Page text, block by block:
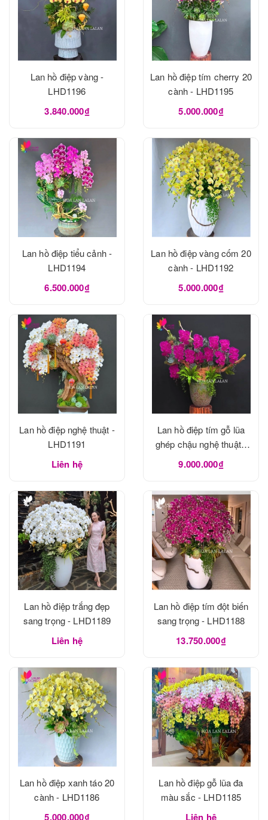
Lan hồ điệp vàng -
LHD1196
3.840.000₫
Lan hồ điệp tím cherry 20
cành - LHD1195
5.000.000₫
Lan hồ điệp tiểu cảnh -
LHD1194
6.500.000₫
Lan hồ điệp vàng cốm 20
cành - LHD1192
5.000.000₫
Lan hồ điệp nghệ thuật -
LHD1191
Liên hệ
Lan hồ điệp tím gỗ lũa
ghép chậu nghệ thuật -
LHD1190
9.000.000₫
Lan hồ điệp trắng đẹp
sang trọng - LHD1189
Liên hệ
Lan hồ điệp tím đột biến
sang trọng - LHD1188
13.750.000₫
Lan hồ điệp xanh táo 20
cành - LHD1186
5.000.000₫
Lan hồ điệp gỗ lũa đa
màu sắc - LHD1185
Liên hệ